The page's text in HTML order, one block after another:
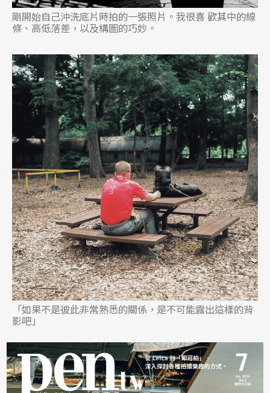
剛開始自己沖洗底片時拍的一張照片。我很喜 歡其中的線
條、高低落差，以及構圖的巧妙。
「如果不是彼此非常熟悉的關係，是不可能露出這樣的背
影吧」